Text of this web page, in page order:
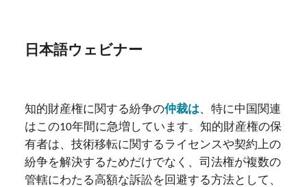
日本語ウェビナー
知的財産権に関する紛争の仲裁は、特に中国関連
はこの10年間に急増しています。知的財産権の保
有者は、技術移転に関するライセンスや契約上の
紛争を解決するためだけでなく、司法権が複数の
管轄にわたる高額な訴訟を回避する方法として、